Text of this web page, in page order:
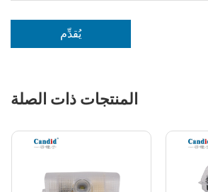
يُقدِّم
المنتجات ذات الصلة